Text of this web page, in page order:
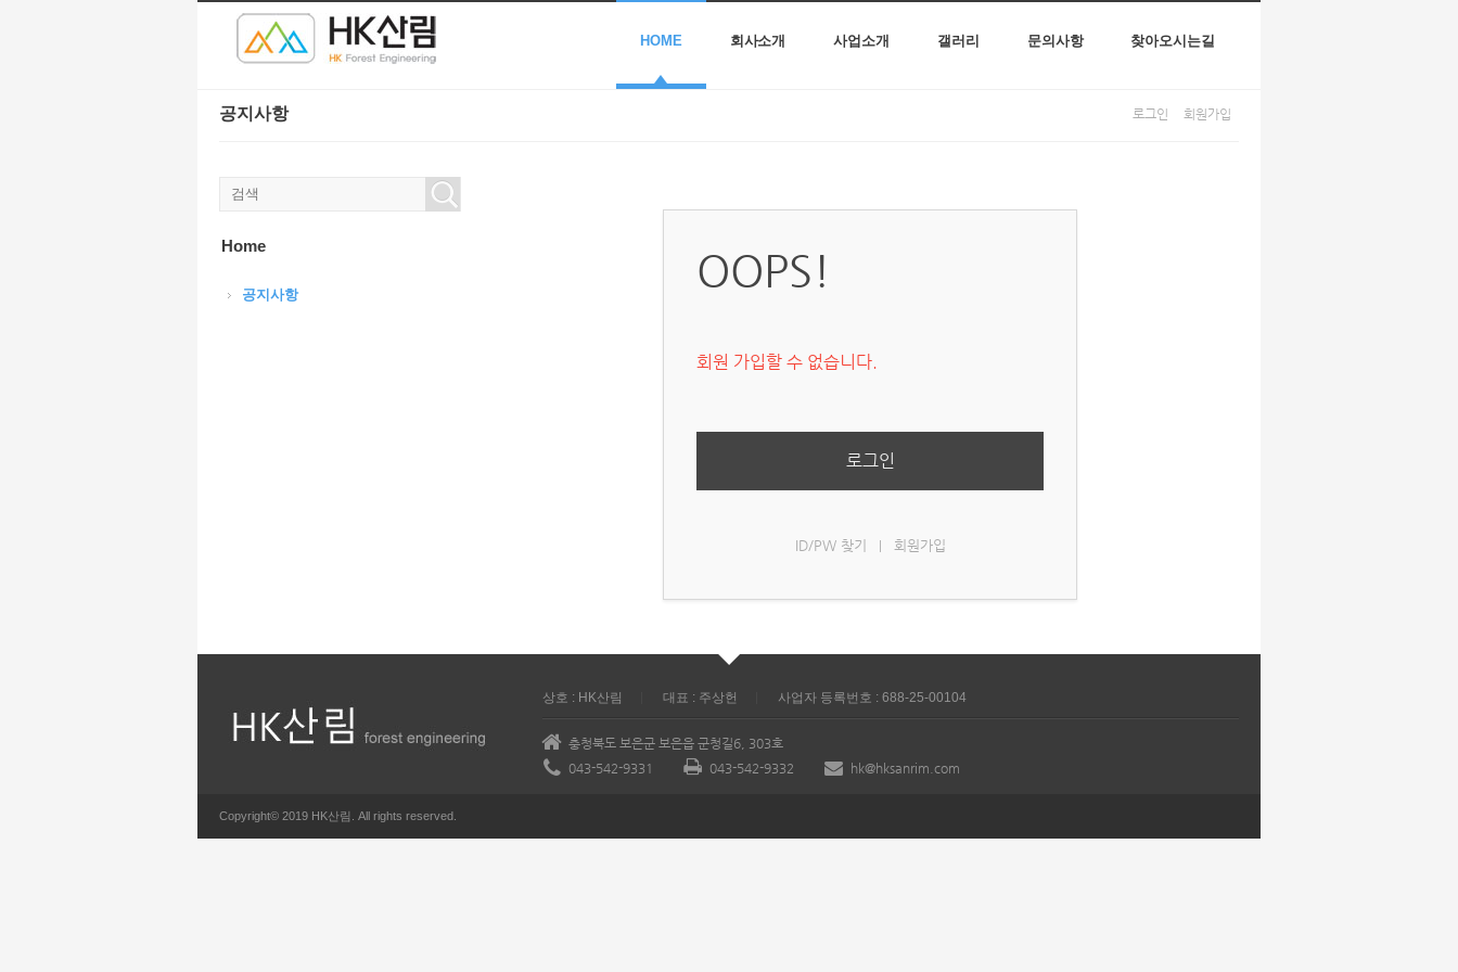
HOME 회사소개 사업소개 갤러리 문의사항 찾아오시는길
로그인 회원가입
공지사항
OOPS!
회원 가입할 수 없습니다.
로그인
ID/PW 찾기 회원가입
Home
공지사항
상호 : HK산림 대표 : 주상헌 사업자 등록번호 : 688-25-00104
충청북도 보은군 보은읍 군청길6, 303호
043-542-9331
043-542-9332 hk@hksanrim.com
Copyright© 2019 HK산림. All rights reserved.